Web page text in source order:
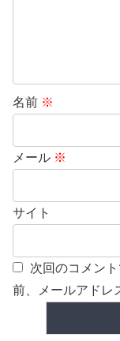
名前 ※
メール ※
サイト
次回のコメン
前、メールアドレ